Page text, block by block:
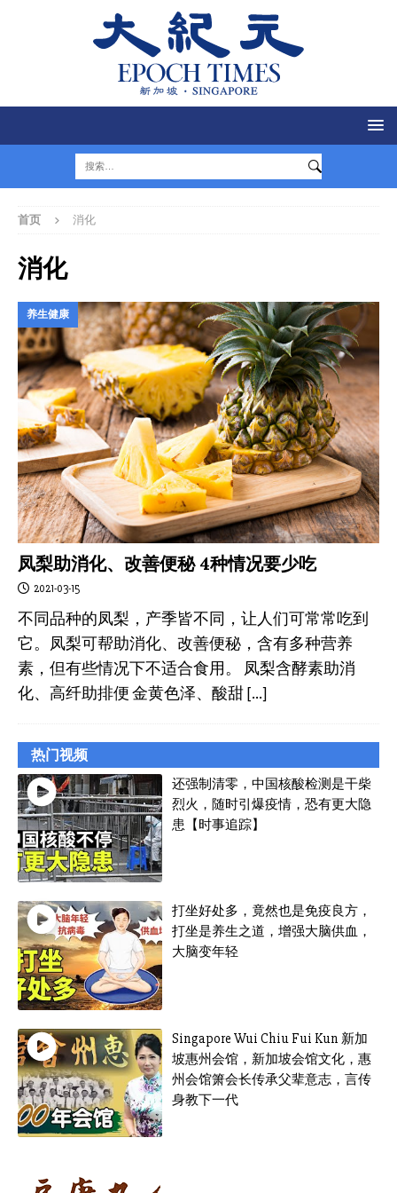
首页 消化
消化
养生健康
凤梨助消化、改善便秘 4种情况要少吃
2021-03-15
不同品种的凤梨，产季皆不同，让人们可常常吃到
它。凤梨可帮助消化、改善便秘，含有多种营养
素，但有些情况下不适合食用。 凤梨含酵素助消
化、高纤助排便 金黄色泽、酸甜[…]
热门视频
还强制清零，中国核酸检测是干柴
烈火，随时引爆疫情，恐有更大隐
患【时事追踪】
打坐好处多，竟然也是免疫良方，
打坐是养生之道，增强大脑供血，
大脑变年轻
Singapore Wui Chiu Fui Kun 新加
坡惠州会馆，新加坡会馆文化，惠
州会馆箫会长传承父辈意志，言传
身教下一代